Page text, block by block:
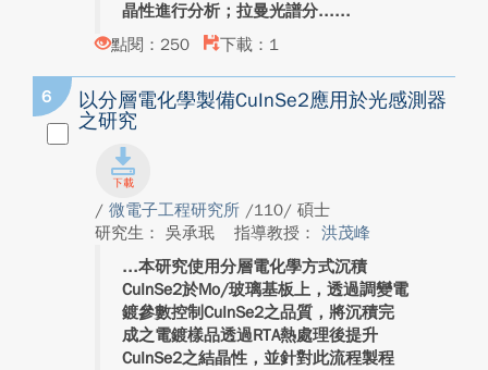
晶性進行分析；拉曼光譜分...
點閱：250
下載：1
6
以分層電化學製備CuInSe2應用於光感測器
之研究
/ 微電子工程研究所 /110/ 碩士
研究生： 吳承珉
指導教授： 洪茂峰
本研究使用分層電化學方式沉積
CuInSe2於Mo/玻璃基板上，透過調變電
鍍參數控制CuInSe2之品質，將沉積完
成之電鍍樣品透過RTA熱處理後提升
CuInSe2之結晶性，並針對此流程製程